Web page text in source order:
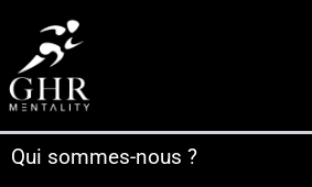
contenu
Qui sommes-nous ?